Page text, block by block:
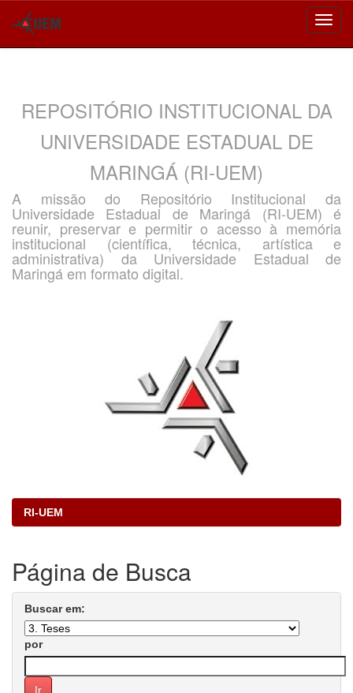
REPOSITÓRIO INSTITUCIONAL DA
UNIVERSIDADE ESTADUAL DE
MARINGÁ (RI-UEM)
A missão do Repositório Institucional da
Universidade Estadual de Maringá (RI-UEM) é
reunir, preservar e permitir o acesso à memória
institucional (científica, técnica, artística e
administrativa) da Universidade Estadual de
Maringá em formato digital.
RI-UEM
Página de Busca
Buscar em:
por